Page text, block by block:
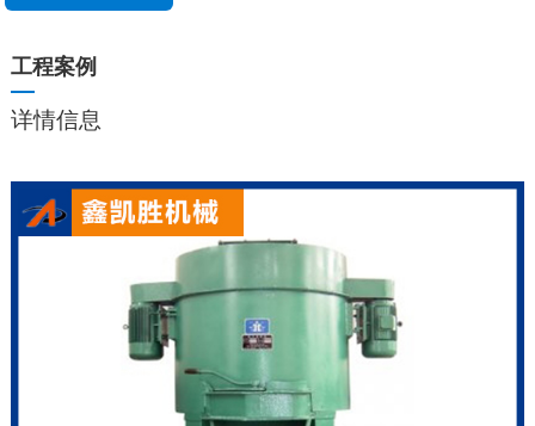
工程案例
详情信息